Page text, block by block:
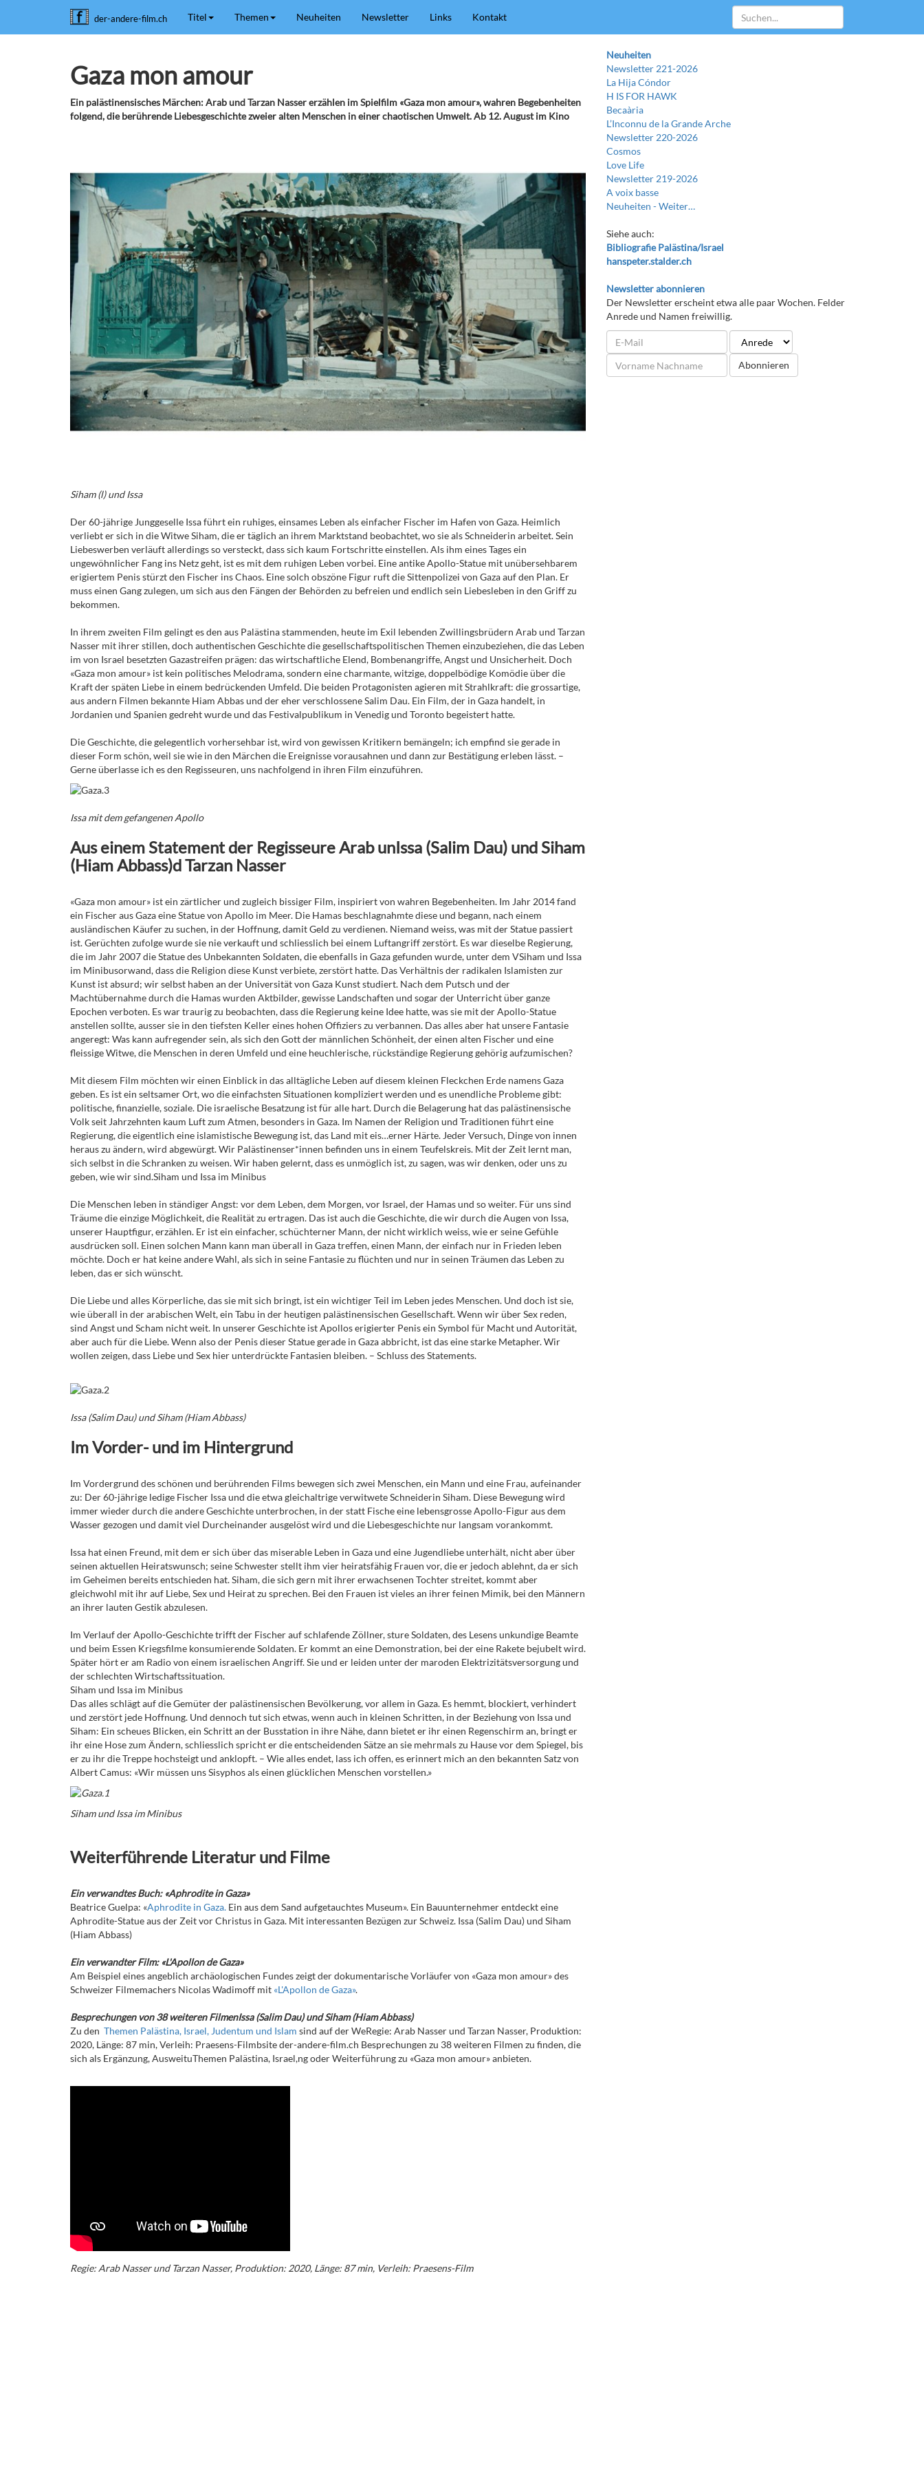
der-andere-film.ch Titel Themen Neuheiten Newsletter Links Kontakt
Gaza mon amour
Ein palästinensisches Märchen: Arab und Tarzan Nasser erzählen im Spielfilm «Gaza mon amour», wahren Begebenheiten
folgend, die berührende Liebesgeschichte zweier alten Menschen in einer chaotischen Umwelt. Ab 12. August im Kino
Siham (l) und Issa
Der 60-jährige Junggeselle Issa führt ein ruhiges, einsames Leben als einfacher Fischer im Hafen von Gaza. Heimlich
verliebt er sich in die Witwe Siham, die er täglich an ihrem Marktstand beobachtet, wo sie als Schneiderin arbeitet. Sein
Liebeswerben verläuft allerdings so versteckt, dass sich kaum Fortschritte einstellen. Als ihm eines Tages ein
ungewöhnlicher Fang ins Netz geht, ist es mit dem ruhigen Leben vorbei. Eine antike Apollo-Statue mit unübersehbarem
erigiertem Penis stürzt den Fischer ins Chaos. Eine solch obszöne Figur ruft die Sittenpolizei von Gaza auf den Plan. Er
muss einen Gang zulegen, um sich aus den Fängen der Behörden zu befreien und endlich sein Liebesleben in den Griff zu
bekommen.
In ihrem zweiten Film gelingt es den aus Palästina stammenden, heute im Exil lebenden Zwillingsbrüdern Arab und Tarzan
Nasser mit ihrer stillen, doch authentischen Geschichte die gesellschaftspolitischen Themen einzubeziehen, die das Leben
im von Israel besetzten Gazastreifen prägen: das wirtschaftliche Elend, Bombenangriffe, Angst und Unsicherheit. Doch
«Gaza mon amour» ist kein politisches Melodrama, sondern eine charmante, witzige, doppelbödige Komödie über die
Kraft der späten Liebe in einem bedrückenden Umfeld. Die beiden Protagonisten agieren mit Strahlkraft: die grossartige,
aus andern Filmen bekannte Hiam Abbas und der eher verschlossene Salim Dau. Ein Film, der in Gaza handelt, in
Jordanien und Spanien gedreht wurde und das Festivalpublikum in Venedig und Toronto begeistert hatte.
Die Geschichte, die gelegentlich vorhersehbar ist, wird von gewissen Kritikern bemängeln; ich empfind sie gerade in
dieser Form schön, weil sie wie in den Märchen die Ereignisse vorausahnen und dann zur Bestätigung erleben lässt. –
Gerne überlasse ich es den Regisseuren, uns nachfolgend in ihren Film einzuführen.
Issa mit dem gefangenen Apollo
Aus einem Statement der Regisseure Arab unIssa (Salim Dau) und Siham
(Hiam Abbass)d Tarzan Nasser
«Gaza mon amour» ist ein zärtlicher und zugleich bissiger Film, inspiriert von wahren Begebenheiten. Im Jahr 2014 fand
ein Fischer aus Gaza eine Statue von Apollo im Meer. Die Hamas beschlagnahmte diese und begann, nach einem
ausländischen Käufer zu suchen, in der Hoffnung, damit Geld zu verdienen. Niemand weiss, was mit der Statue passiert
ist. Gerüchten zufolge wurde sie nie verkauft und schliesslich bei einem Luftangriff zerstört. Es war dieselbe Regierung,
die im Jahr 2007 die Statue des Unbekannten Soldaten, die ebenfalls in Gaza gefunden wurde, unter dem VSiham und Issa
im Minibusorwand, dass die Religion diese Kunst verbiete, zerstört hatte. Das Verhältnis der radikalen Islamisten zur
Kunst ist absurd; wir selbst haben an der Universität von Gaza Kunst studiert. Nach dem Putsch und der
Machtübernahme durch die Hamas wurden Aktbilder, gewisse Landschaften und sogar der Unterricht über ganze
Epochen verboten. Es war traurig zu beobachten, dass die Regierung keine Idee hatte, was sie mit der Apollo-Statue
anstellen sollte, ausser sie in den tiefsten Keller eines hohen Offiziers zu verbannen. Das alles aber hat unsere Fantasie
angeregt: Was kann aufregender sein, als sich den Gott der männlichen Schönheit, der einen alten Fischer und eine
fleissige Witwe, die Menschen in deren Umfeld und eine heuchlerische, rückständige Regierung gehörig aufzumischen?
Mit diesem Film möchten wir einen Einblick in das alltägliche Leben auf diesem kleinen Fleckchen Erde namens Gaza
geben. Es ist ein seltsamer Ort, wo die einfachsten Situationen kompliziert werden und es unendliche Probleme gibt:
politische, finanzielle, soziale. Die israelische Besatzung ist für alle hart. Durch die Belagerung hat das palästinensische
Volk seit Jahrzehnten kaum Luft zum Atmen, besonders in Gaza. Im Namen der Religion und Traditionen führt eine
Regierung, die eigentlich eine islamistische Bewegung ist, das Land mit eis…erner Härte. Jeder Versuch, Dinge von innen
heraus zu ändern, wird abgewürgt. Wir Palästinenser*innen befinden uns in einem Teufelskreis. Mit der Zeit lernt man,
sich selbst in die Schranken zu weisen. Wir haben gelernt, dass es unmöglich ist, zu sagen, was wir denken, oder uns zu
geben, wie wir sind.Siham und Issa im Minibus
Die Menschen leben in ständiger Angst: vor dem Leben, dem Morgen, vor Israel, der Hamas und so weiter. Für uns sind
Träume die einzige Möglichkeit, die Realität zu ertragen. Das ist auch die Geschichte, die wir durch die Augen von Issa,
unserer Hauptfigur, erzählen. Er ist ein einfacher, schüchterner Mann, der nicht wirklich weiss, wie er seine Gefühle
ausdrücken soll. Einen solchen Mann kann man überall in Gaza treffen, einen Mann, der einfach nur in Frieden leben
möchte. Doch er hat keine andere Wahl, als sich in seine Fantasie zu flüchten und nur in seinen Träumen das Leben zu
leben, das er sich wünscht.
Die Liebe und alles Körperliche, das sie mit sich bringt, ist ein wichtiger Teil im Leben jedes Menschen. Und doch ist sie,
wie überall in der arabischen Welt, ein Tabu in der heutigen palästinensischen Gesellschaft. Wenn wir über Sex reden,
sind Angst und Scham nicht weit. In unserer Geschichte ist Apollos erigierter Penis ein Symbol für Macht und Autorität,
aber auch für die Liebe. Wenn also der Penis dieser Statue gerade in Gaza abbricht, ist das eine starke Metapher. Wir
wollen zeigen, dass Liebe und Sex hier unterdrückte Fantasien bleiben. – Schluss des Statements.
Issa (Salim Dau) und Siham (Hiam Abbass)
Im Vorder- und im Hintergrund
Im Vordergrund des schönen und berührenden Films bewegen sich zwei Menschen, ein Mann und eine Frau, aufeinander
zu: Der 60-jährige ledige Fischer Issa und die etwa gleichaltrige verwitwete Schneiderin Siham. Diese Bewegung wird
immer wieder durch die andere Geschichte unterbrochen, in der statt Fische eine lebensgrosse Apollo-Figur aus dem
Wasser gezogen und damit viel Durcheinander ausgelöst wird und die Liebesgeschichte nur langsam vorankommt.
Issa hat einen Freund, mit dem er sich über das miserable Leben in Gaza und eine Jugendliebe unterhält, nicht aber über
seinen aktuellen Heiratswunsch; seine Schwester stellt ihm vier heiratsfähig Frauen vor, die er jedoch ablehnt, da er sich
im Geheimen bereits entschieden hat. Siham, die sich gern mit ihrer erwachsenen Tochter streitet, kommt aber
gleichwohl mit ihr auf Liebe, Sex und Heirat zu sprechen. Bei den Frauen ist vieles an ihrer feinen Mimik, bei den Männern
an ihrer lauten Gestik abzulesen.
Im Verlauf der Apollo-Geschichte trifft der Fischer auf schlafende Zöllner, sture Soldaten, des Lesens unkundige Beamte
und beim Essen Kriegsfilme konsumierende Soldaten. Er kommt an eine Demonstration, bei der eine Rakete bejubelt wird.
Später hört er am Radio von einem israelischen Angriff. Sie und er leiden unter der maroden Elektrizitätsversorgung und
der schlechten Wirtschaftssituation.
Siham und Issa im Minibus
Das alles schlägt auf die Gemüter der palästinensischen Bevölkerung, vor allem in Gaza. Es hemmt, blockiert, verhindert
und zerstört jede Hoffnung. Und dennoch tut sich etwas, wenn auch in kleinen Schritten, in der Beziehung von Issa und
Siham: Ein scheues Blicken, ein Schritt an der Busstation in ihre Nähe, dann bietet er ihr einen Regenschirm an, bringt er
ihr eine Hose zum Ändern, schliesslich spricht er die entscheidenden Sätze an sie mehrmals zu Hause vor dem Spiegel, bis
er zu ihr die Treppe hochsteigt und anklopft. – Wie alles endet, lass ich offen, es erinnert mich an den bekannten Satz von
Albert Camus: «Wir müssen uns Sisyphos als einen glücklichen Menschen vorstellen.»
Siham und Issa im Minibus
Weiterführende Literatur und Filme
Ein verwandtes Buch: «Aphrodite in Gaza»
Beatrice Guelpa: «Aphrodite in Gaza. Ein aus dem Sand aufgetauchtes Museum». Ein Bauunternehmer entdeckt eine
Aphrodite-Statue aus der Zeit vor Christus in Gaza. Mit interessanten Bezügen zur Schweiz. Issa (Salim Dau) und Siham
(Hiam Abbass)
Ein verwandter Film: «L'Apollon de Gaza»
Am Beispiel eines angeblich archäologischen Fundes zeigt der dokumentarische Vorläufer von «Gaza mon amour» des
Schweizer Filmemachers Nicolas Wadimoff mit «L'Apollon de Gaza».
Besprechungen von 38 weiteren FilmenIssa (Salim Dau) und Siham (Hiam Abbass)
Zu den Themen Palästina, Israel, Judentum und Islam sind auf der WeRegie: Arab Nasser und Tarzan Nasser, Produktion:
2020, Länge: 87 min, Verleih: Praesens-Filmbsite der-andere-film.ch Besprechungen zu 38 weiteren Filmen zu finden, die
sich als Ergänzung, AusweituThemen Palästina, Israel,ng oder Weiterführung zu «Gaza mon amour» anbieten.
Regie: Arab Nasser und Tarzan Nasser, Produktion: 2020, Länge: 87 min, Verleih: Praesens-Film
Neuheiten
Newsletter 221-2026
La Hija Cóndor
H IS FOR HAWK
Becaària
L’Inconnu de la Grande Arche
Newsletter 220-2026
Cosmos
Love Life
Newsletter 219-2026
A voix basse
Neuheiten -Weiter…
Siehe auch:
Bibliografie Palästina/Israel
hanspeter.stalder.ch
Newsletter abonnieren
Der Newsletter erscheint etwa alle paar Wochen. Felder
Anrede und Namen freiwillig.
Abonnieren